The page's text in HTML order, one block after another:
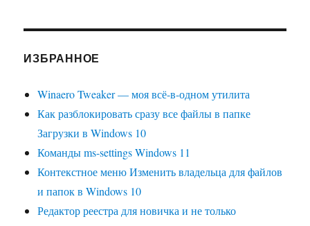
ИЗБРАННОЕ
Winaero Tweaker — моя всё-в-одном утилита
Как разблокировать сразу все файлы в папке
Загрузки в Windows 10
Команды ms-settings Windows 11
Контекстное меню Изменить владельца для файлов
и папок в Windows 10
Редактор реестра для новичка и не только